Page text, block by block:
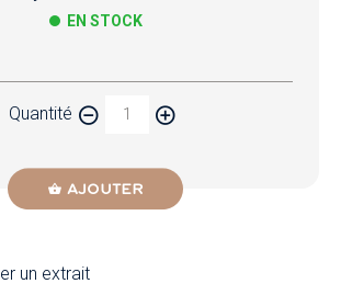
EN STOCK
Quantité
AJOUTER
un extrait